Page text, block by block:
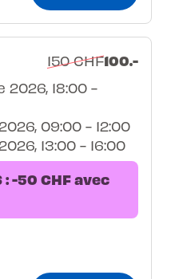
150 CHF100.-
2026, 18:00 -
09:00 - 12:00
13:00 - 16:00
-50 CHF avec